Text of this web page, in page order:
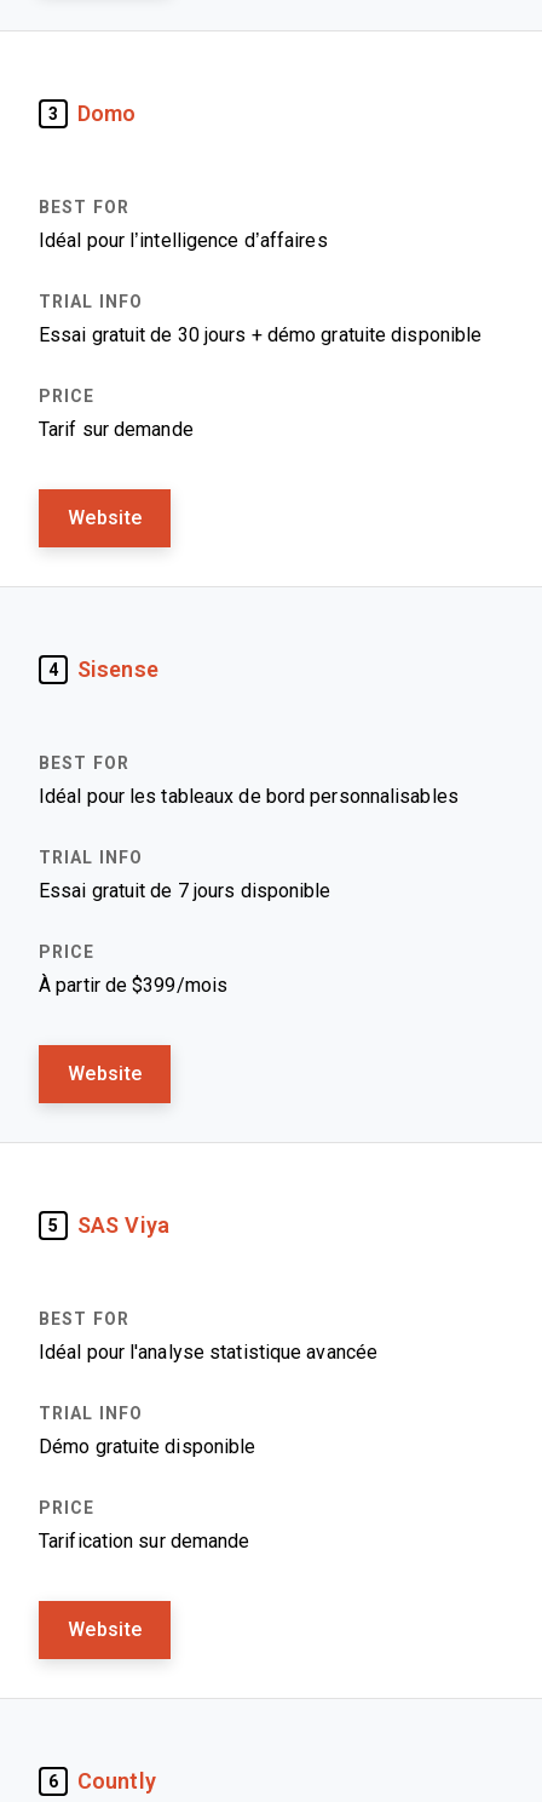
3 Domo
Idéal pour l’intelligence d’affaires
Essai gratuit de 30 jours + démo gratuite disponible
Tarif sur demande
Website
4 Sisense
Idéal pour les tableaux de bord personnalisables
Essai gratuit de 7 jours disponible
À partir de $399/mois
Website
5 SAS Viya
Idéal pour l'analyse statistique avancée
Démo gratuite disponible
Tarification sur demande
Website
6 Countly